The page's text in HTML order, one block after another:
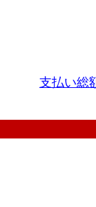
支払い総